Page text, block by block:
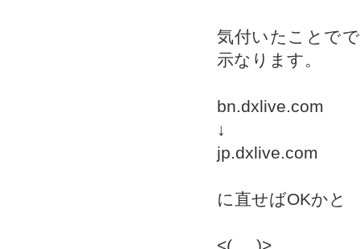
気付いたことで
示なります。
bn.dxlive.com
↓
jp.dxlive.com
に直せばOKかと